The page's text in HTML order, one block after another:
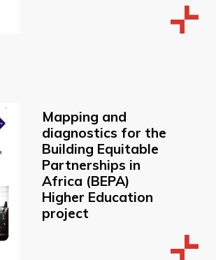
Mapping and
diagnostics for the
Building Equitable
Partnerships in
Africa (BEPA)
Higher Education
project